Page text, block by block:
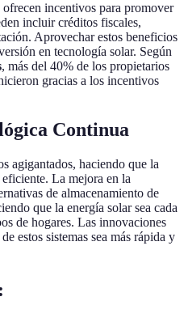
incentivos para promover
incluir créditos fiscales,
Aprovechar estos beneficios
en tecnología solar. Según
, más del 40% de los propietarios
gracias a los incentivos
Continua
agigantados, haciendo que la
La mejora en la
de almacenamiento de
que la energía solar sea cada
de hogares. Las innovaciones
estos sistemas sea más rápida y